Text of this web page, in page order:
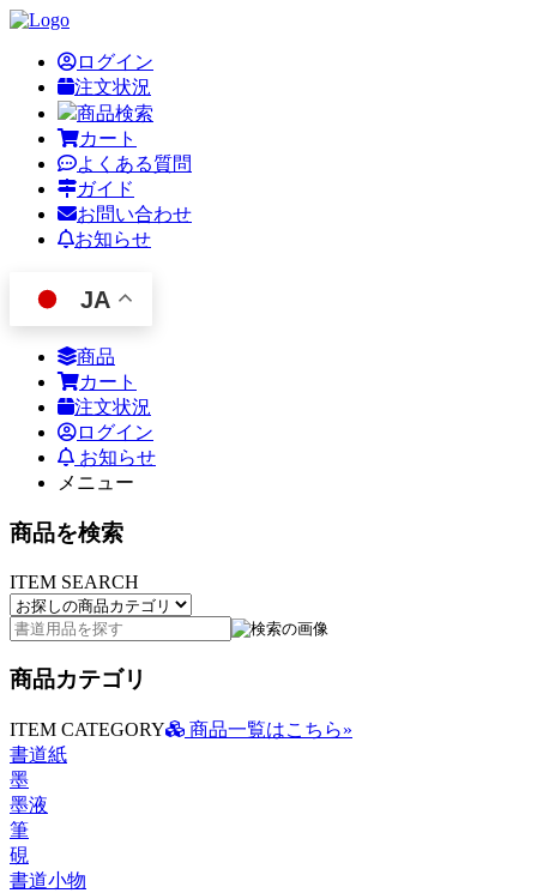
ログイン
注文状況
商品検索
カート
よくある質問
ガイド
お問い合わせ
お知らせ
JA
商品
カート
注文状況
ログイン
お知らせ
メニュー
商品を検索
ITEM SEARCH
商品カテゴリ
ITEM CATEGORY
商品一覧はこちら»
書道紙
墨
墨液
筆
硯
書道小物